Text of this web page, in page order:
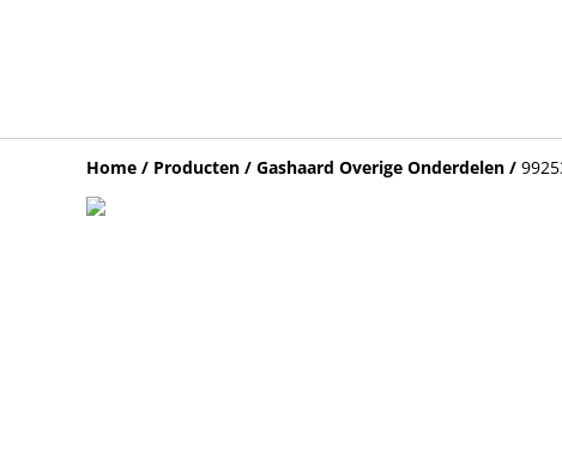
Home / Producten / Gashaard Overige Onderdelen /